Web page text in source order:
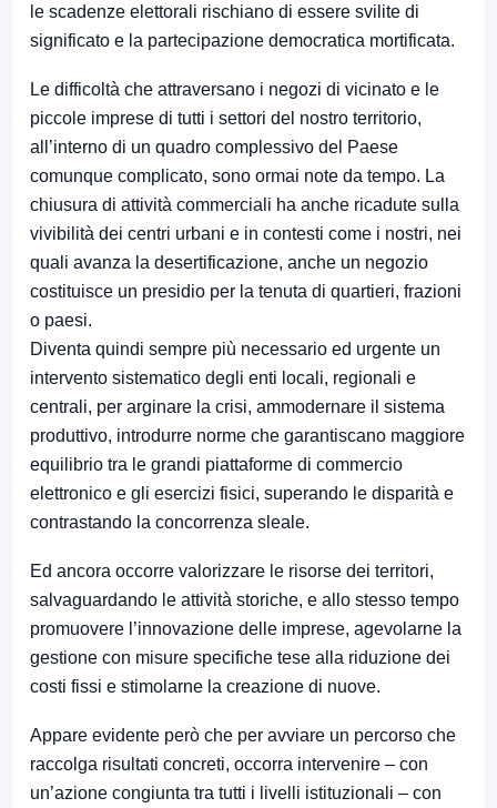
le scadenze elettorali rischiano di essere svilite di
significato e la partecipazione democratica mortificata.
Le difficoltà che attraversano i negozi di vicinato e le
piccole imprese di tutti i settori del nostro territorio,
all’interno di un quadro complessivo del Paese
comunque complicato, sono ormai note da tempo. La
chiusura di attività commerciali ha anche ricadute sulla
vivibilità dei centri urbani e in contesti come i nostri, nei
quali avanza la desertificazione, anche un negozio
costituisce un presidio per la tenuta di quartieri, frazioni
o paesi.
Diventa quindi sempre più necessario ed urgente un
intervento sistematico degli enti locali, regionali e
centrali, per arginare la crisi, ammodernare il sistema
produttivo, introdurre norme che garantiscano maggiore
equilibrio tra le grandi piattaforme di commercio
elettronico e gli esercizi fisici, superando le disparità e
contrastando la concorrenza sleale.
Ed ancora occorre valorizzare le risorse dei territori,
salvaguardando le attività storiche, e allo stesso tempo
promuovere l’innovazione delle imprese, agevolarne la
gestione con misure specifiche tese alla riduzione dei
costi fissi e stimolarne la creazione di nuove.
Appare evidente però che per avviare un percorso che
raccolga risultati concreti, occorra intervenire – con
un’azione congiunta tra tutti i livelli istituzionali – con